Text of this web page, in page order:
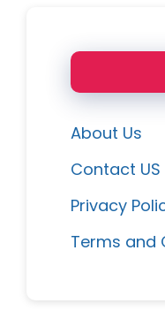
About Us
Contact US
Privacy
Terms and